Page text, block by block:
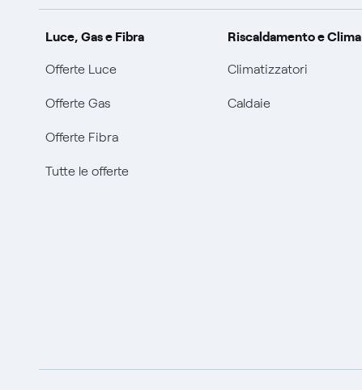
Luce, Gas e Fibra
Offerte Luce
Offerte Gas
Offerte Fibra
Tutte le offerte
Riscaldamento e Clima
Climatizzatori
Caldaie